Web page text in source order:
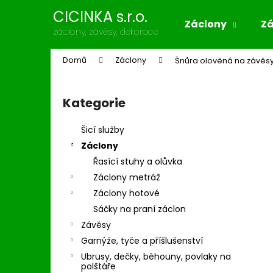
ČIČINKA s.r.o.
záclony, závěsy, dekorace
Záclony
Domů Záclony Šnůra olověná na
Přeskočit
kategorie
Kategorie
Šicí služby
Záclony
Řasící stuhy a olůvka
Záclony metráž
Záclony hotové
Sáčky na praní záclon
Závěsy
Garnýže, tyče a příšlušenství
Ubrusy, dečky, běhouny, povlaky na
polštáře
Zpět
obchodu
Zpět
obchodu